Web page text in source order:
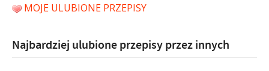
MOJE ULUBIONE PRZEPISY
Najbardziej ulubione przepisy przez innych